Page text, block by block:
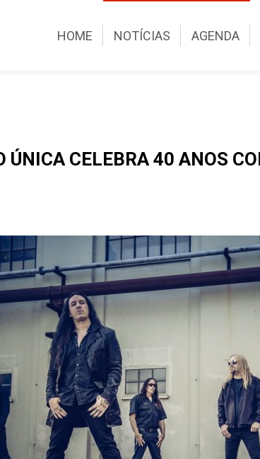
HOME NOTÍCIAS AGENDA
ÚNICA CELEBRA 40 ANOS